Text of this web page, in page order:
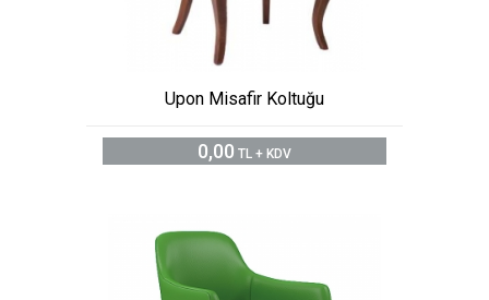
Upon Misafir Koltuğu
0,00 TL + KDV